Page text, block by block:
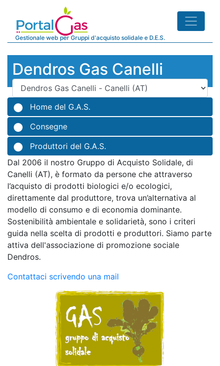
Gestionale web per Gruppi d'acquisto solidale e D.E.S.
Dendros Gas Canelli
Home del G.A.S.
Consegne
Produttori del G.A.S.
Dal 2006 il nostro Gruppo di Acquisto Solidale, di
Canelli (AT), è formato da persone che attraverso
l’acquisto di prodotti biologici e/o ecologici,
direttamente dal produttore, trova un’alternativa al
modello di consumo e di economia dominante.
Sostenibilità ambientale e solidarietà, sono i criteri
guida nella scelta di prodotti e produttori. Siamo parte
attiva dell'associazione di promozione sociale
Dendros.
Contattaci scrivendo una mail